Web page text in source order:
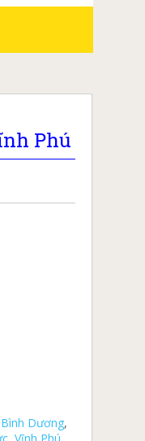
Phú
Bình Dương,